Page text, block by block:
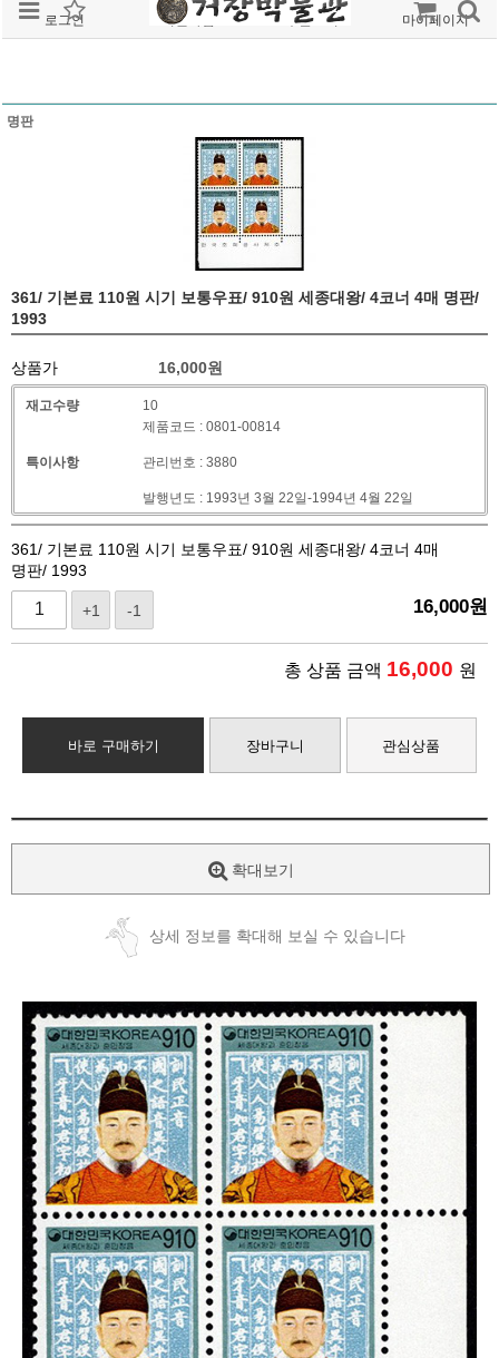
로그인 회원가입 주문조회 마이페이지
명판
361/ 기본료 110원 시기 보통우표/ 910원 세종대왕/ 4코너 4매 명판/
1993
상품가 16,000원
재고수량 10
특이사항
제품코드 : 0801-00814
관리번호 : 3880
발행년도 : 1993년 3월 22일-1994년 4월 22일
361/ 기본료 110원 시기 보통우표/ 910원 세종대왕/ 4코너 4매
명판/ 1993
+1 -1 16,000원
총 상품 금액 16,000 원
바로 구매하기 장바구니 관심상품
확대보기
상세 정보를 확대해 보실 수 있습니다